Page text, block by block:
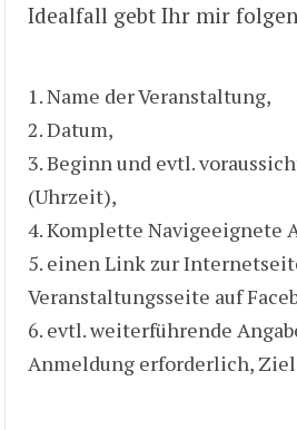
Idealfall gebt Ihr mir
Name der Veranstaltung,
Datum,
Beginn und evtl.
(Uhrzeit),
Komplette Navigeeignete
einen Link zur
Veranstaltungsseite auf
evtl. weiterführende
Anmeldung erforderlich,